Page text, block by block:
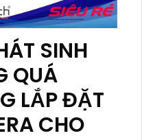
SINH
QUÁ
LẮP ĐẶT
CHO